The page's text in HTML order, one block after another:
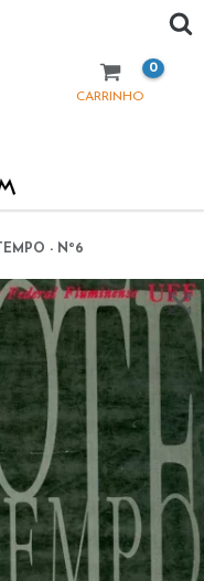
CARRINHO
0
TEMPO - Nº6